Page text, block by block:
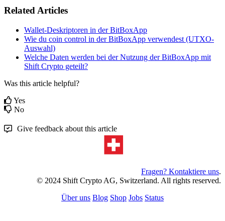
Related Articles
Wallet-Deskriptoren in der BitBoxApp
Wie du coin control in der BitBoxApp verwendest (UTXO-
Auswahl)
Welche Daten werden bei der Nutzung der BitBoxApp mit
Shift Crypto geteilt?
Was this article helpful?
Yes
No
Give feedback about this article
Fragen? Kontaktiere uns.
© 2024 Shift Crypto AG, Switzerland. All rights reserved.
Über uns Blog Shop Jobs Status